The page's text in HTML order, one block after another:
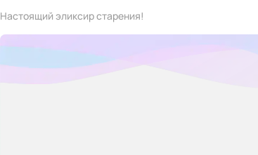
Настоящий эликсир старения!